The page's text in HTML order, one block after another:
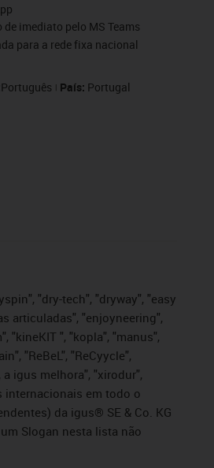
de imediato pelo MS Teams
para a rede fixa nacional
Português País: Portugal
"dry-tech", "dryway", "easy
articuladas", "enjoyneering",
"kineKIT ", "kopla", "manus",
"ReBeL", "ReCyycle",
igus melhora", "xirodur",
internacionais em todo o
da igus® SE & Co. KG
Slogan nesta lista não